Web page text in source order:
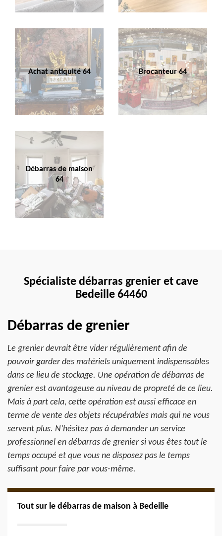
Achat antiquité 64 Brocanteur 64
Débarras de maison
64
Spécialiste débarras grenier et cave
Bedeille 64460
Débarras de grenier
Le grenier devrait être vider régulièrement afin de
pouvoir garder des matériels uniquement indispensables
dans ce lieu de stockage. Une opération de débarras de
grenier est avantageuse au niveau de propreté de ce lieu.
Mais à part cela, cette opération est aussi efficace en
terme de vente des objets récupérables mais qui ne vous
servent plus. N’hésitez pas à demander un service
professionnel en débarras de grenier si vous êtes tout le
temps occupé et que vous ne disposez pas le temps
suffisant pour faire par vous-même.
Tout sur le débarras de maison à Bedeille